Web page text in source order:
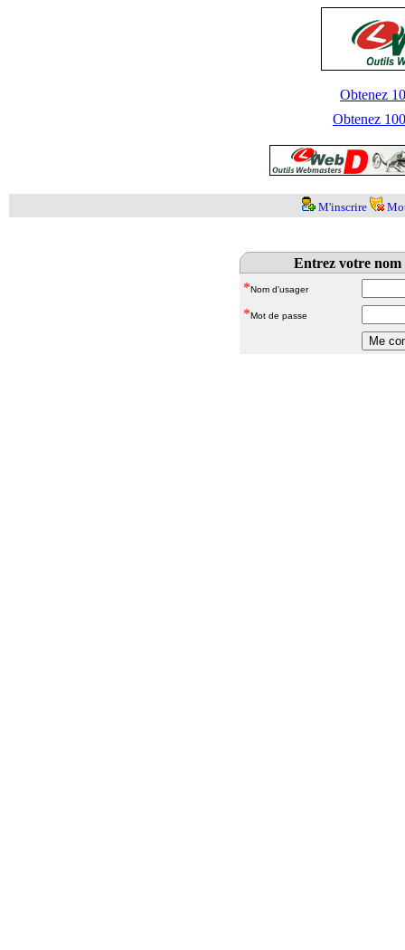
Obtenez
Obtenez
M'inscrire
Entrez votre nom
*Nom d'usager
*Mot de passe